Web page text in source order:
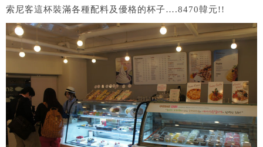
索尼客這杯裝滿各種配料及優格的杯子….8470韓元!!